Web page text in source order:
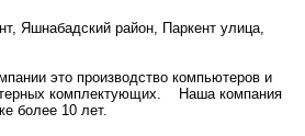
Яшнабадский район, Паркент улица,
это производство компьютеров и
комплектующих. Наша компания
более 10 лет.